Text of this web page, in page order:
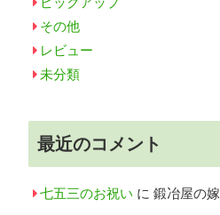
その他
レビュー
未分類
最近のコメント
七五三のお祝い に 鍛冶屋の嫁